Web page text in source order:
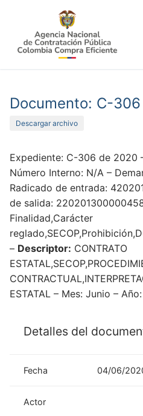
contenido
Documento: C-
Descargar archivo
Expediente: C-306 de 2020
Número Interno: N/A –
Radicado de entrada:
de salida:
Finalidad,Carácter
– Descriptor: CONTRATO
ESTATAL – Mes: Junio –
Detalles del
Fecha 04/06/
Actor